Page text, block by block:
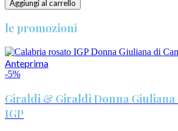
Aggiungi al carrello
le promozioni
Anteprima
-5%
Giraldi & Giraldi Donna Giuliana
IGP